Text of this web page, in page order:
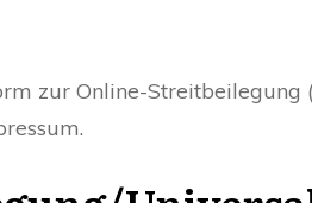
zur Online-Streitbeilegung